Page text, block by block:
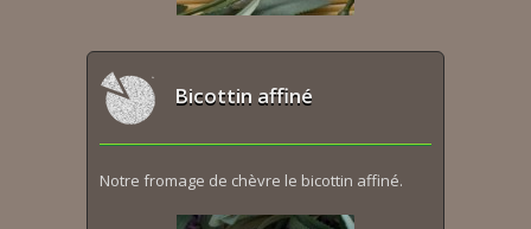
Bicottin affiné
Notre fromage de chèvre le bicottin affiné.